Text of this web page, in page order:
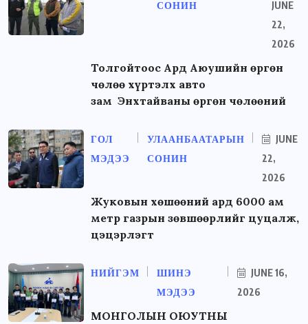
СОНИН
JUNE
22,
2026
Толгойтоос Ард Аюушийн өргөн
чөлөө хүртэлх авто
зам Энхтайваны өргөн чөлөөний
ГОЛ
МЭДЭЭ
УЛААНБААТАРЫН
СОНИН
JUNE
22,
2026
Жуковын хөшөөний ард 6000 ам
метр газрын зөвшөөрлийг цуцалж,
цэцэрлэгт
НИЙГЭМ
ШИНЭ
МЭДЭЭ
JUNE 16,
2026
МОНГОЛЫН ОЮУТНЫ